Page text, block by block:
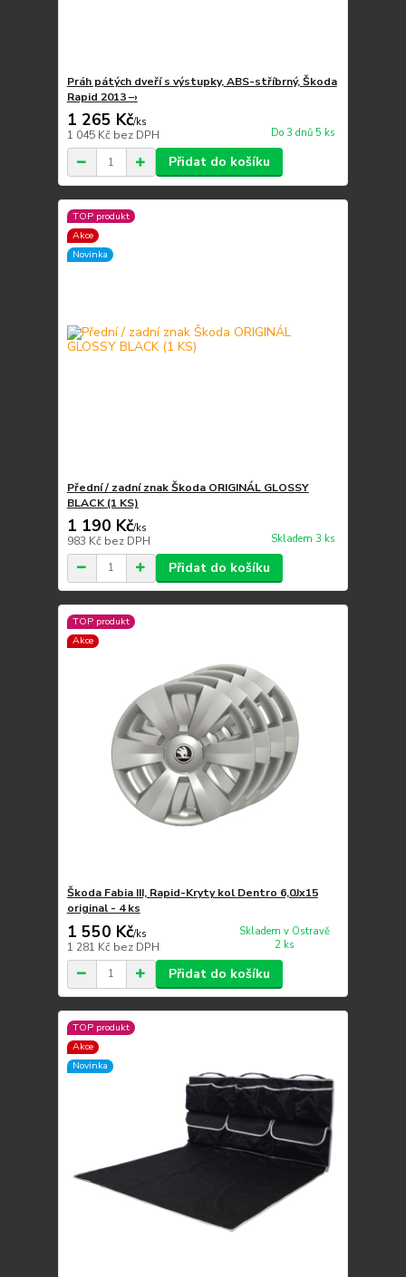
Práh pátých dveří s výstupky, ABS-stříbrný, Škoda
Rapid 2013 –›
1 265 Kč/ks
1 045 Kč bez DPH Do 3 dnů 5 ks
Přidat do košíku
TOP produkt
Akce
Novinka
Přední / zadní znak Škoda ORIGINÁL GLOSSY
BLACK (1 KS)
1 190 Kč/ks
983 Kč bez DPH Skladem 3 ks
Přidat do košíku
TOP produkt
Akce
Škoda Fabia III, Rapid-Kryty kol Dentro 6,0Jx15
original - 4 ks
1 550 Kč/ks
1 281 Kč bez DPH
Skladem v Ostravě
2 ks
Přidat do košíku
TOP produkt
Akce
Novinka